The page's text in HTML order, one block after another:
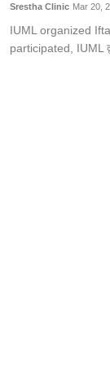
Srestha Clinic Mar 20,
IUML organized
participated, IUML